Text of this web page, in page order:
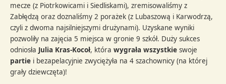
mecze (z Piotrkowicami i Siedliskami), zremisowaliśmy z
Zabłędzą oraz doznaliśmy 2 porażek (z Lubaszową i Karwodrzą,
czyli z dwoma najsilniejszymi drużynami). Uzyskane wyniki
pozwoliły na zajęcia 5 miejsca w gronie 9 szkół. Duży sukces
odniosła Julia Kras-Kocoł, którawygrała wszystkie swoje
partie i bezapelacyjnie zwyciężyła na 4 szachownicy (na której
grały dziewczęta)!